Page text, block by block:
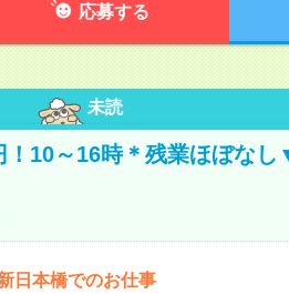
応募する
未読
！10～16時＊残業ほぼな
日本橋でのお仕事